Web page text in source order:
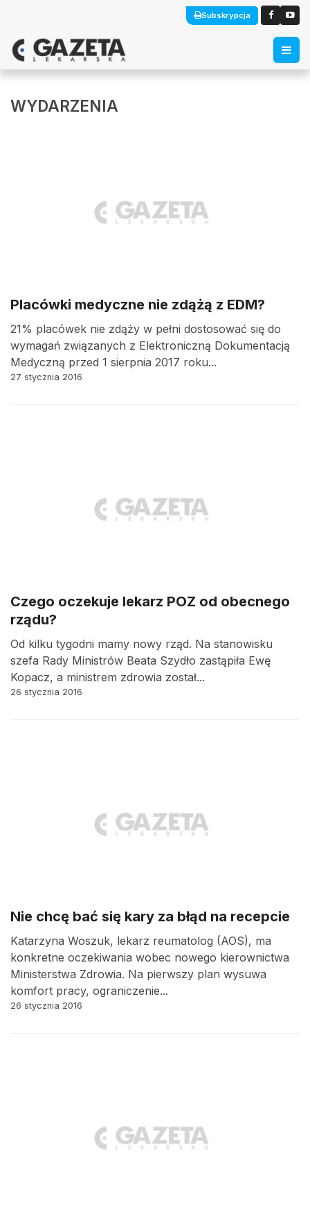
Subskrypcja
WYDARZENIA
Placówki medyczne nie zdążą z EDM?
21% placówek nie zdąży w pełni dostosować się do
wymagań związanych z Elektroniczną Dokumentacją
Medyczną przed 1 sierpnia 2017 roku...
27 stycznia 2016
Czego oczekuje lekarz POZ od obecnego
rządu?
Od kilku tygodni mamy nowy rząd. Na stanowisku
szefa Rady Ministrów Beata Szydło zastąpiła Ewę
Kopacz, a ministrem zdrowia został...
26 stycznia 2016
Nie chcę bać się kary za błąd na recepcie
Katarzyna Woszuk, lekarz reumatolog (AOS), ma
konkretne oczekiwania wobec nowego kierownictwa
Ministerstwa Zdrowia. Na pierwszy plan wysuwa
komfort pracy, ograniczenie...
26 stycznia 2016